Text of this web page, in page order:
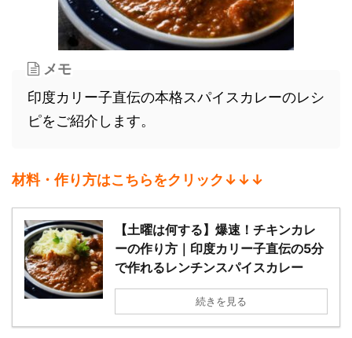
メモ
印度カリー子直伝の本格スパイスカレーのレシ
ピをご紹介します。
材料・作り方はこちらをクリック↓↓↓
【土曜は何する】爆速！チキンカレ
ーの作り方｜印度カリー子直伝の5分
で作れるレンチンスパイスカレー
続きを見る